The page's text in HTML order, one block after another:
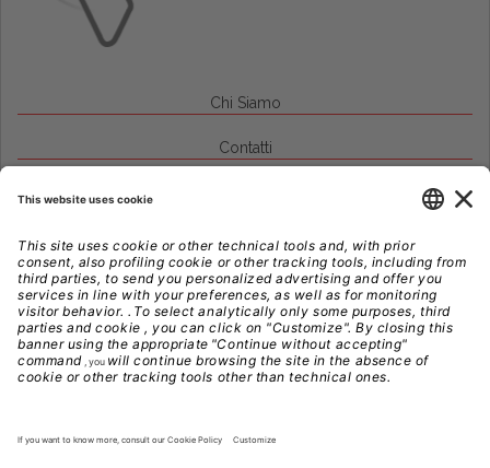
Chi Siamo
Contatti
Note Legali
Privacy
Gestione Cookie